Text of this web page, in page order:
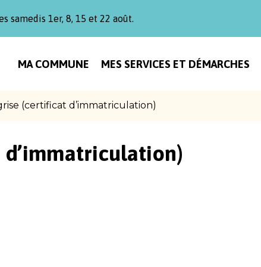
samedis 1er, 8, 15 et 22 août.
MA COMMUNE MES SERVICES ET DÉMARCHES
(certificat d’immatriculation)